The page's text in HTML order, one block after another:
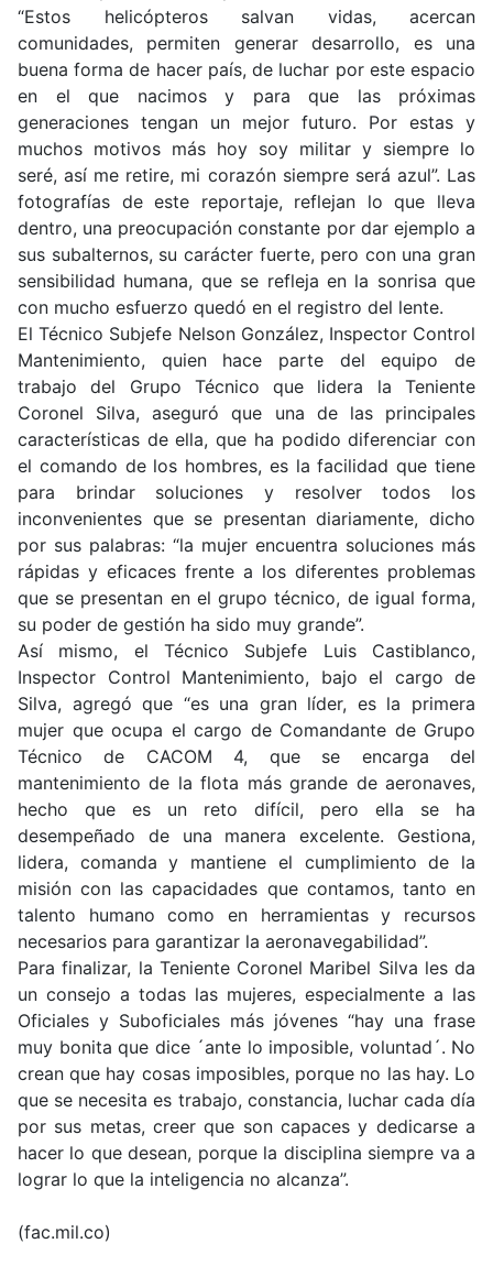
“Estos helicópteros salvan vidas, acercan
comunidades, permiten generar desarrollo, es una
buena forma de hacer país, de luchar por este espacio
en el que nacimos y para que las próximas
generaciones tengan un mejor futuro. Por estas y
muchos motivos más hoy soy militar y siempre lo
seré, así me retire, mi corazón siempre será azul”. Las
fotografías de este reportaje, reflejan lo que lleva
dentro, una preocupación constante por dar ejemplo a
sus subalternos, su carácter fuerte, pero con una gran
sensibilidad humana, que se refleja en la sonrisa que
con mucho esfuerzo quedó en el registro del lente.
El Técnico Subjefe Nelson González, Inspector Control
Mantenimiento, quien hace parte del equipo de
trabajo del Grupo Técnico que lidera la Teniente
Coronel Silva, aseguró que una de las principales
características de ella, que ha podido diferenciar con
el comando de los hombres, es la facilidad que tiene
para brindar soluciones y resolver todos los
inconvenientes que se presentan diariamente, dicho
por sus palabras: “la mujer encuentra soluciones más
rápidas y eficaces frente a los diferentes problemas
que se presentan en el grupo técnico, de igual forma,
su poder de gestión ha sido muy grande”.
Así mismo, el Técnico Subjefe Luis Castiblanco,
Inspector Control Mantenimiento, bajo el cargo de
Silva, agregó que “es una gran líder, es la primera
mujer que ocupa el cargo de Comandante de Grupo
Técnico de CACOM 4, que se encarga del
mantenimiento de la flota más grande de aeronaves,
hecho que es un reto difícil, pero ella se ha
desempeñado de una manera excelente. Gestiona,
lidera, comanda y mantiene el cumplimiento de la
misión con las capacidades que contamos, tanto en
talento humano como en herramientas y recursos
necesarios para garantizar la aeronavegabilidad”.
Para finalizar, la Teniente Coronel Maribel Silva les da
un consejo a todas las mujeres, especialmente a las
Oficiales y Suboficiales más jóvenes “hay una frase
muy bonita que dice ´ante lo imposible, voluntad´. No
crean que hay cosas imposibles, porque no las hay. Lo
que se necesita es trabajo, constancia, luchar cada día
por sus metas, creer que son capaces y dedicarse a
hacer lo que desean, porque la disciplina siempre va a
lograr lo que la inteligencia no alcanza”.
(fac.mil.co)